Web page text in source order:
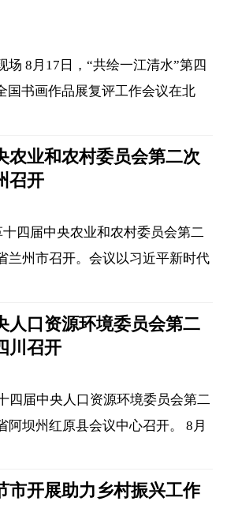
场 8月17日，“共绘一江清水”第四
国书画作品展复评工作会议在北
农业和农村委员会第二次
召开
四届中央农业和农村委员会第二
兰州市召开。会议以习近平新时代
人口资源环境委员会第二
川召开
四届中央人口资源环境委员会第二
阿坝州红原县会议中心召开。 8月
市开展助力乡村振兴工作